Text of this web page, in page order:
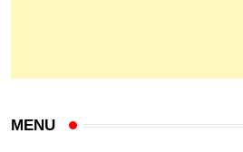
MENU